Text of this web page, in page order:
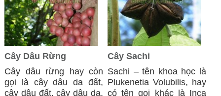
Cây Dâu Rừng
Cây dâu rừng hay còn
gọi là cây dâu da đất,
cây dâu đất, cây dâu da,
Cây Sachi
Sachi – tên khoa học là
Plukenetia Volubilis, hay
có tên gọi khác là Inca